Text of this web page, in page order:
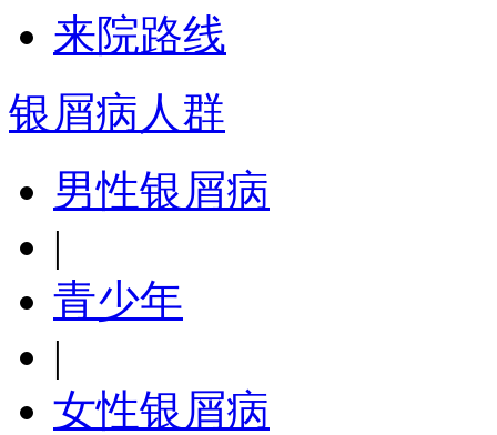
来院路线
银屑病人群
男性银屑病
|
青少年
|
女性银屑病